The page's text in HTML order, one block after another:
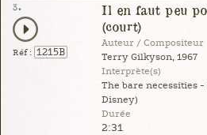
3.
Réf : 1215B
Il en faut peu
(court)
Auteur / Compositeur
Terry Gilkyson, 1967
Interprète(s)
The bare necessities
Disney)
Durée
2:31